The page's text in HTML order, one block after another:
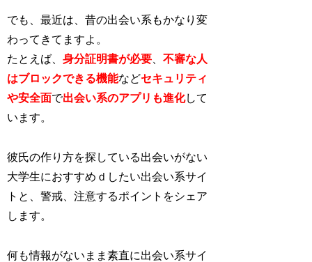
でも、最近は、昔の出会い系もかなり変
わってきてますよ。
たとえば、身分証明書が必要 、不審な人
はブロックできる機能などセキュリティ
や安全面で出会い系のアプリも進化して
います。
彼氏の作り方を探している出会いがない
大学生におすすめｄしたい出会い系サイ
トと、警戒、注意するポイントをシェア
します。
何も情報がないまま素直に出会い系サイ